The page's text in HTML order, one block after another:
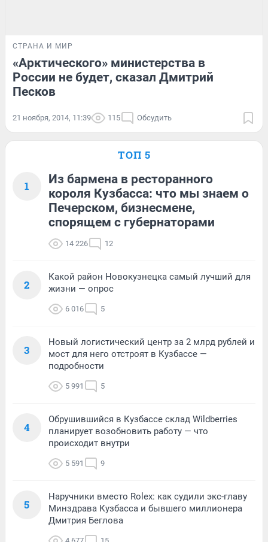
СТРАНА И МИР
«Арктического» министерства в
России не будет, сказал Дмитрий
Песков
21 ноября, 2014, 11:39 115 Обсудить
ТОП 5
1
Из бармена в ресторанного
короля Кузбасса: что мы знаем о
Печерском, бизнесмене,
спорящем с губернаторами
14 226 12
2
Какой район Новокузнецка самый лучший для
жизни — опрос
6 016 5
3
Новый логистический центр за 2 млрд рублей и
мост для него отстроят в Кузбассе —
подробности
5 991 5
4
Обрушившийся в Кузбассе склад Wildberries
планирует возобновить работу — что
происходит внутри
5 591 9
5
Наручники вместо Rolex: как судили экс-главу
Минздрава Кузбасса и бывшего миллионера
Дмитрия Беглова